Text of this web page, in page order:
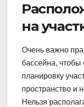
на
Очень важно
бассейна,
планировку
пространство и
Нельзя